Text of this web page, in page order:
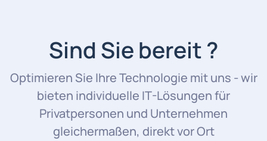
Sind Sie bereit ?
Optimieren Sie Ihre Technologie mit uns - wir
bieten individuelle IT-Lösungen für
Privatpersonen und Unternehmen
gleichermaßen, direkt vor Ort